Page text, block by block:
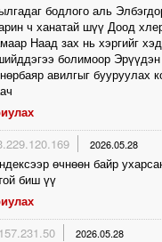
бодлого аль
ч ханатай шүү Доод
Наад зах нь хэргийг
болимоор
авилгыг бууруулах
2026.05.28
өчнөөн байр
биш үү
2026.05.28